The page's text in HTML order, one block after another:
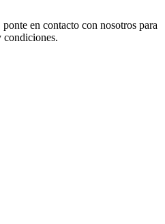
en contacto con nosotros para
condiciones.